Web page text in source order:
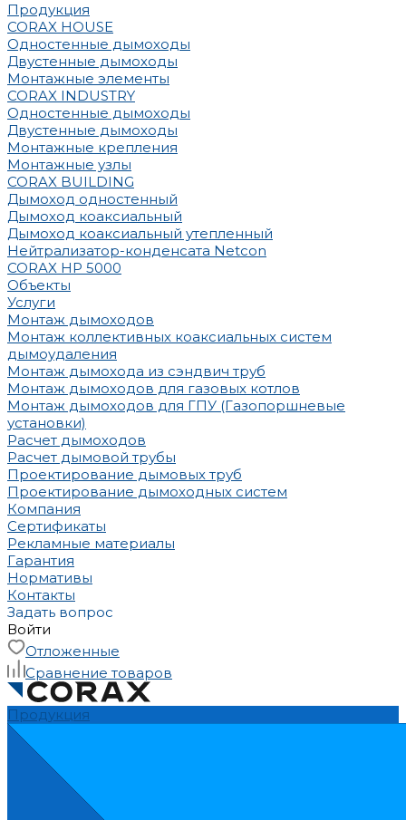
Продукция
CORAX HOUSE
Одностенные дымоходы
Двустенные дымоходы
Монтажные элементы
CORAX INDUSTRY
Одностенные дымоходы
Двустенные дымоходы
Монтажные крепления
Монтажные узлы
CORAX BUILDING
Дымоход одностенный
Дымоход коаксиальный
Дымоход коаксиальный утепленный
Нейтрализатор-конденсата Netcon
CORAX HP 5000
Объекты
Услуги
Монтаж дымоходов
Монтаж коллективных коаксиальных систем
дымоудаления
Монтаж дымохода из сэндвич труб
Монтаж дымоходов для газовых котлов
Монтаж дымоходов для ГПУ (Газопоршневые
установки)
Расчет дымоходов
Расчет дымовой трубы
Проектирование дымовых труб
Проектирование дымоходных систем
Компания
Сертификаты
Рекламные материалы
Гарантия
Нормативы
Контакты
Задать вопрос
Войти
Отложенные
Сравнение товаров
Продукция